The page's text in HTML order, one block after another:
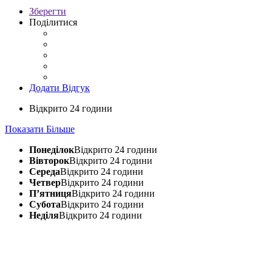
Зберегти
Поділитися
Додати Відгук
Відкрито 24 години
Показати Більше
ПонеділокВідкрито 24 години
ВівторокВідкрито 24 години
СередаВідкрито 24 години
ЧетверВідкрито 24 години
П’ятницяВідкрито 24 години
СуботаВідкрито 24 години
НеділяВідкрито 24 години